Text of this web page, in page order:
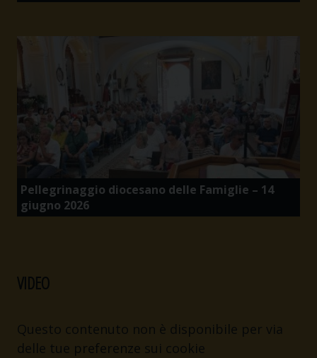
Pellegrinaggio diocesano delle Famiglie – 14
giugno 2026
VIDEO
Questo contenuto non è disponibile per via
delle tue preferenze sui cookie